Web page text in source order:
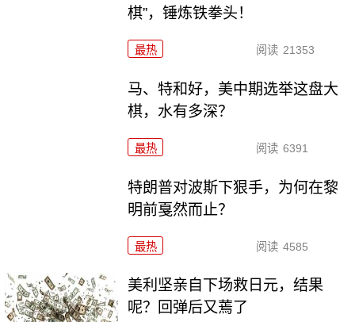
棋”，锤炼铁拳头！
最热 阅读 21353
马、特和好，美中期选举这盘大
棋，水有多深？
最热 阅读 6391
特朗普对波斯下狠手，为何在黎
明前戛然而止？
最热 阅读 4585
美利坚亲自下场救日元，结果
呢？回弹后又蔫了